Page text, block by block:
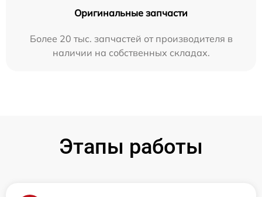
Оригинальные запчасти
Более 20 тыс. запчастей от производителя в
наличии на собственных складах.
Этапы работы